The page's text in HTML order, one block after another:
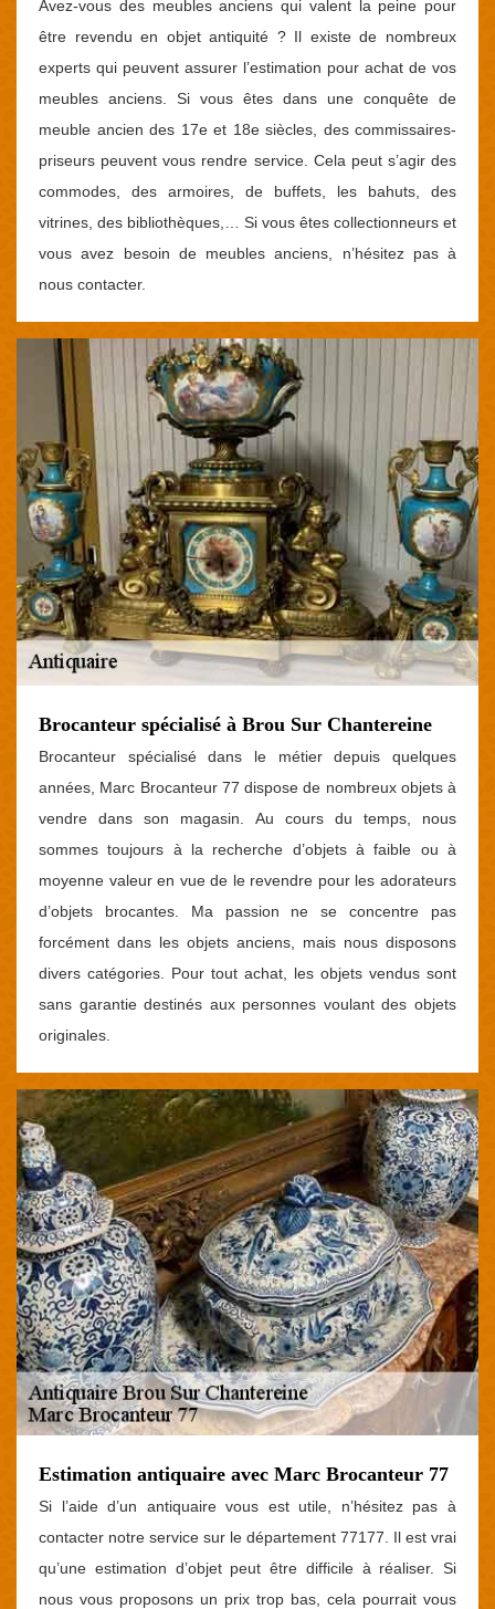
Avez-vous des meubles anciens qui valent la peine pour
être revendu en objet antiquité ? Il existe de nombreux
experts qui peuvent assurer l’estimation pour achat de vos
meubles anciens. Si vous êtes dans une conquête de
meuble ancien des 17e et 18e siècles, des commissaires-
priseurs peuvent vous rendre service. Cela peut s’agir des
commodes, des armoires, de buffets, les bahuts, des
vitrines, des bibliothèques,… Si vous êtes collectionneurs et
vous avez besoin de meubles anciens, n’hésitez pas à
nous contacter.
Brocanteur spécialisé à Brou Sur Chantereine
Brocanteur spécialisé dans le métier depuis quelques
années, Marc Brocanteur 77 dispose de nombreux objets à
vendre dans son magasin. Au cours du temps, nous
sommes toujours à la recherche d’objets à faible ou à
moyenne valeur en vue de le revendre pour les adorateurs
d’objets brocantes. Ma passion ne se concentre pas
forcément dans les objets anciens, mais nous disposons
divers catégories. Pour tout achat, les objets vendus sont
sans garantie destinés aux personnes voulant des objets
originales.
Estimation antiquaire avec Marc Brocanteur 77
Si l’aide d’un antiquaire vous est utile, n’hésitez pas à
contacter notre service sur le département 77177. Il est vrai
qu’une estimation d’objet peut être difficile à réaliser. Si
nous vous proposons un prix trop bas, cela pourrait vous